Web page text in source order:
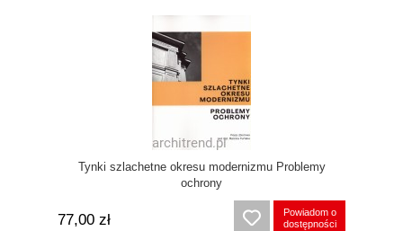
Tynki szlachetne okresu modernizmu Problemy
ochrony
77,00 zł
Powiadom o
dostępności